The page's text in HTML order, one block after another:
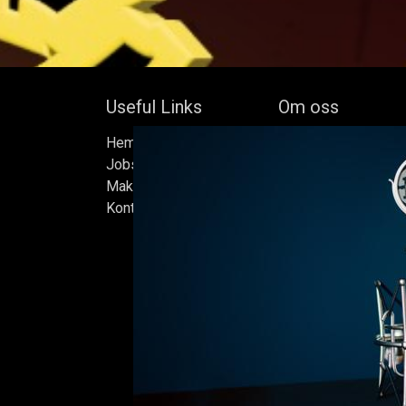
Useful Links
Hem
Jobs
Make Good
Kontakta oss
Om oss
oberoende
av Bock Brewery,
Efter nästan trettio
bryggde vi den
iskällare som
Ölen bryggs i små
sats måste
standarder vi
endast det bästa är